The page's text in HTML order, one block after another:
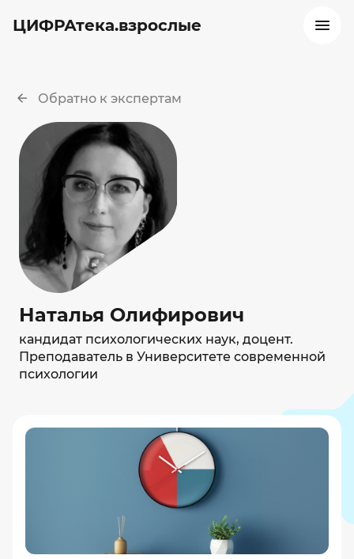
ЦИФРАтека.взрослые
Обратно к экспертам
Наталья Олифирович
кандидат психологических наук, доцент.
Преподаватель в Университете современной
психологии